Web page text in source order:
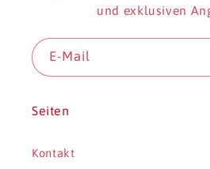
und exklusiven
E-Mail
Seiten
Kontakt